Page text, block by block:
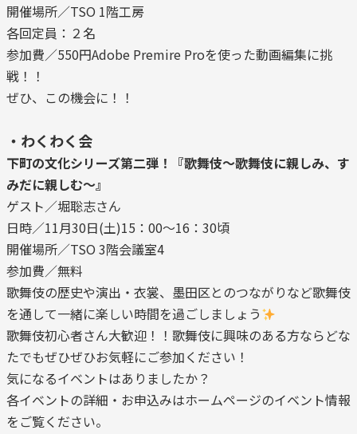
開催場所／TSO 1階工房
各回定員：２名
参加費／550円Adobe Premire Proを使った動画編集に挑
戦！！
ぜひ、この機会に！！
・わくわく会
下町の文化シリーズ第二弾！『歌舞伎～歌舞伎に親しみ、す
みだに親しむ～』
ゲスト／堀聡志さん
日時／11月30日(土)15：00～16：30頃
開催場所／TSO 3階会議室4
参加費／無料
歌舞伎の歴史や演出・衣裳、墨田区とのつながりなど歌舞伎
を通して一緒に楽しい時間を過ごしましょう
歌舞伎初心者さん大歓迎！！歌舞伎に興味のある方ならどな
たでもぜひぜひお気軽にご参加ください！
気になるイベントはありましたか？
各イベントの詳細・お申込みはホームページのイベント情報
をご覧ください。